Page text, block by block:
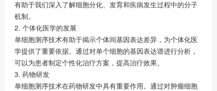
有助于我们深入了解细胞分化、发育和疾病发生过程中的分子
机制。
2. 个体化医学的发展
单细胞测序技术有助于揭示个体间基因表达差异，为个体化医
学提供了重要依据。通过对单个细胞的基因表达谱进行分析，
可以为患者制定个性化治疗方案，提高治疗效果。
3. 药物研发
单细胞测序技术在药物研发中具有重要作用。通过对肿瘤细胞